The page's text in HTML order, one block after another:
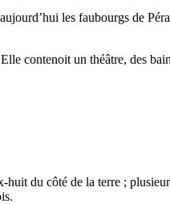
les faubourgs de
contenoit un théâtre, des
du côté de la terre ;